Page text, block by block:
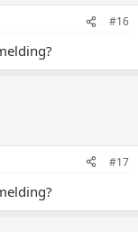
#16
#17